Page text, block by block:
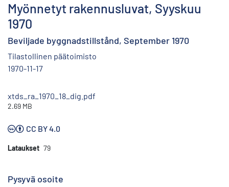
Myönnetyt rakennusluvat, Syyskuu
1970
Beviljade byggnadstillstånd, September 1970
Tilastollinen päätoimisto
1970-11-17
xtds_ra_1970_18_dig.pdf
2.69 MB
CC BY 4.0
Lataukset 79
Pysyvä osoite